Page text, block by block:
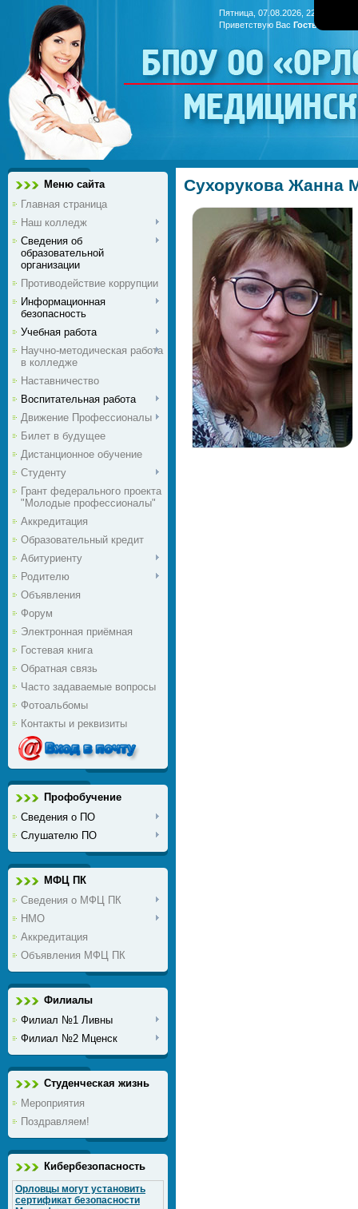
Пятница, 07.08.2026, 22:25
Приветствую Вас Гость
БПОУ ОО
Меню сайта
Главная страница
Наш колледж
Сведения об
образовательной
организации
Противодействие коррупции
Информационная
безопасность
Учебная работа
Научно-методическая работа
в колледже
Наставничество
Воспитательная работа
Движение Профессионалы
Билет в будущее
Дистанционное обучение
Студенту
Грант федерального проекта
"Молодые профессионалы"
Аккредитация
Образовательный кредит
Абитуриенту
Родителю
Объявления
Форум
Электронная приёмная
Гостевая книга
Обратная связь
Часто задаваемые вопросы
Фотоальбомы
Контакты и реквизиты
Профобучение
Сведения о ПО
Слушателю ПО
МФЦ ПК
Сведения о МФЦ ПК
НМО
Аккредитация
Объявления МФЦ ПК
Филиалы
Филиал №1 Ливны
Филиал №2 Мценск
Студенческая жизнь
Мероприятия
Поздравляем!
Кибербезопасность
Орловцы могут установить
сертификат безопасности
Сухорукова Жанна